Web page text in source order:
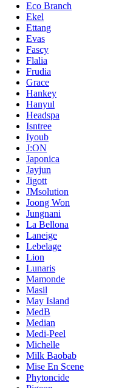
Eco Branch
Ekel
Ettang
Evas
Fascy
Flalia
Frudia
Grace
Hankey
Hanyul
Headspa
Isntree
Iyoub
J:ON
Japonica
Jayjun
Jigott
JMsolution
Joong Won
Jungnani
La Bellona
Laneige
Lebelage
Lion
Lunaris
Mamonde
Masil
May Island
MedB
Median
Medi-Peel
Michelle
Milk Baobab
Mise En Scene
Phytoncide